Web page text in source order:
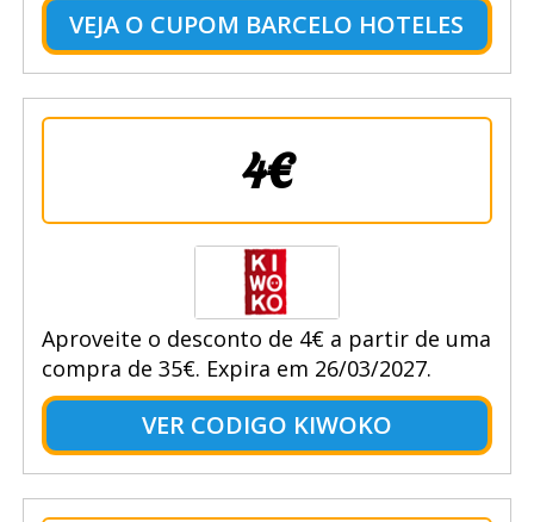
VEJA O CUPOM BARCELO HOTELES
4€
Aproveite o desconto de 4€ a partir de uma
compra de 35€. Expira em 26/03/2027.
VER CODIGO KIWOKO